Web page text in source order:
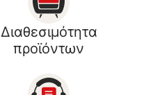
Διαθεσιμότητα
προϊόντων